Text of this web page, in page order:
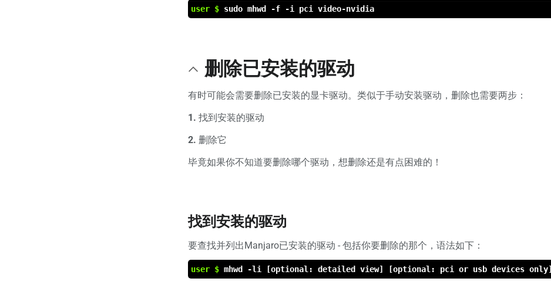
user $ sudo mhwd -f -i pci video-nvidia
删除已安装的驱动
有时可能会需要删除已安装的显卡驱动。类似于手动安装驱动，删除也需要两步：
1. 找到安装的驱动
2. 删除它
毕竟如果你不知道要删除哪个驱动，想删除还是有点困难的！
找到安装的驱动
要查找并列出Manjaro已安装的驱动 - 包括你要删除的那个，语法如下：
user $ mhwd -li [optional: detailed view] [optional: pci or usb devices only]